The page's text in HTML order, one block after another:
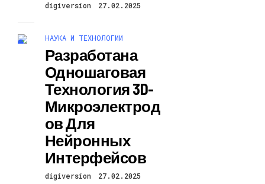
digiversion 27.02.2025
НАУКА И ТЕХНОЛОГИИ
Разработана
Одношаговая
Технология 3D-
Микроэлектрод
Ов Для
Нейронных
Интерфейсов
digiversion 27.02.2025